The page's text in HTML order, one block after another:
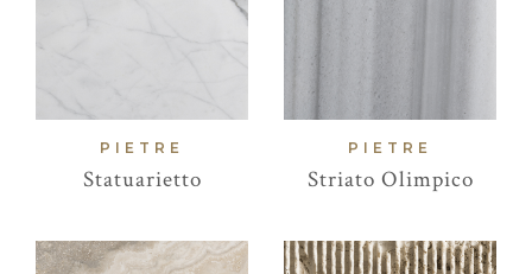
PIETRE
Statuarietto
PIETRE
Striato Olimpico